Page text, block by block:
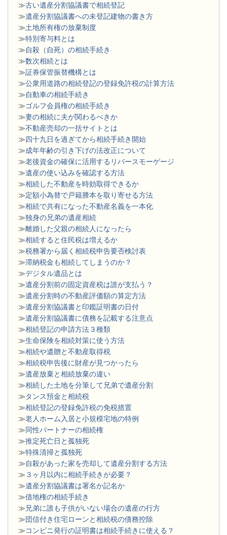
≫古い遺産分割協議書で相続登記
≫遺産分割協議書への未登記建物の書き方
≫土地所有権の放棄制度
≫特別寄与料とは
≫自殺（自死）の相続手続き
≫数次相続とは
≫証券保管振替機構とは
≫公衆用道路の相続登記の登録免許税の計算方法
≫自動車の相続手続き
≫ゴルフ会員権の相続手続き
≫妻の相続に夫が関わるべきか
≫不動産売却の一括サイトとは
≫四十九日を過ぎてから相続手続き開始
≫成年年齢の引き下げの法改正について
≫老後資金の確保に活用するリバースモーゲージ
≫遺産の使い込みを確認する方法
≫相続した不動産を時効取得できるか
≫定額小為替で戸籍謄本を取り寄せる方法
≫相続で共有になった不動産名義を一本化
≫独身の兄弟の遺産相続
≫離婚した父親の相続人になったら
≫相続すると住民税は増えるか
≫税務署から届く相続税申告要否検討表
≫滞納税金も相続してしまうのか？
≫デジタル遺品とは
≫遺産分割前の固定資産税は誰が支払う？
≫遺産分割時の不動産評価額の算定方法
≫遺産分割協議書と印鑑証明書の日付
≫遺産分割協議書に債務を記載する注意点
≫相続登記の申請方法３種類
≫生命保険を相続対策に使う方法
≫相続や遺贈と不動産取得税
≫相続税申告後に財産が見つかったら
≫遺産放棄と相続放棄の違い
≫相続した土地を分筆して兄弟で遺産分割
≫タンス預金と相続税
≫相続登記の登録免許税の免税措置
≫老人ホーム入居と小規模宅地の特例
≫同性パートナーの相続権
≫推定死亡日と孤独死
≫特殊清掃と孤独死
≫自殺があった家を売却して遺産分割する方法
≫ ３ヶ月以内に相続手続きが必要？
≫遺産分割協議書は署名か記名か
≫借地権の相続手続き
≫ 兄弟に誰も子供がいない場合の遺産の行方
≫団信付き住宅ローンと相続税の債務控除
≫コンビニ発行の証明書は相続手続きに使える？